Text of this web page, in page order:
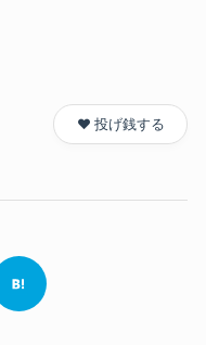
❤️ 投げ銭する